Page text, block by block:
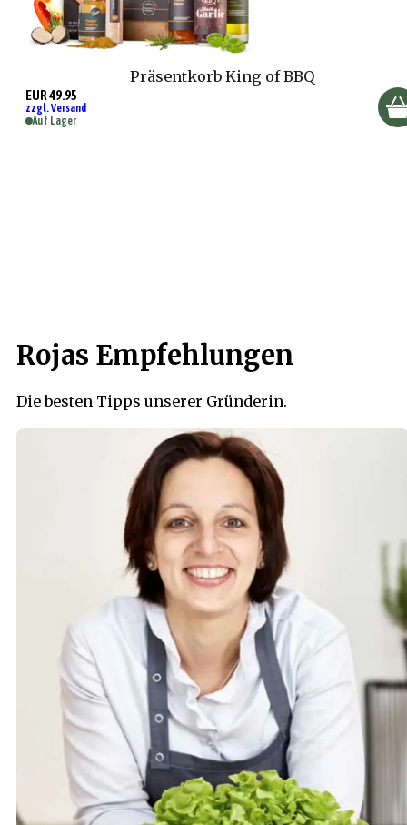
Präsentkorb King of BBQ
EUR 49.95
zzgl. Versand
Auf Lager
Rojas Empfehlungen
Die besten Tipps unserer Gründerin.